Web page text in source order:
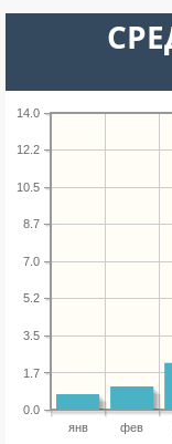
янв фев
0.0
1.7
3.5
5.2
7.0
8.7
10.5
12.2
14.0